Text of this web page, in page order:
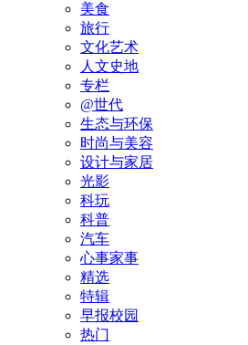
美食
旅行
文化艺术
人文史地
专栏
@世代
生态与环保
时尚与美容
设计与家居
光影
科玩
科普
汽车
心事家事
精选
特辑
早报校园
热门